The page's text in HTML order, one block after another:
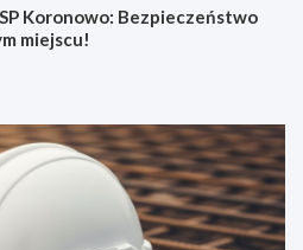
Koronowo: Bezpieczeństwo
miejscu!